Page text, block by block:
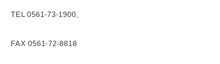
TEL 0561-73-1900、
FAX 0561-72-8818